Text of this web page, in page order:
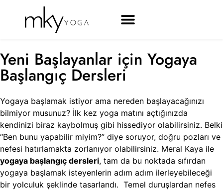
Yeni Başlayanlar için Yogaya
Başlangıç Dersleri
Yogaya başlamak istiyor ama nereden başlayacağınızı
bilmiyor musunuz? İlk kez yoga matını açtığınızda
kendinizi biraz kaybolmuş gibi hissediyor olabilirsiniz. Belki
“Ben bunu yapabilir miyim?” diye soruyor, doğru pozları ve
nefesi hatırlamakta zorlanıyor olabilirsiniz. Meral Kaya ile
yogaya başlangıç dersleri, tam da bu noktada sıfırdan
yogaya başlamak isteyenlerin adım adım ilerleyebileceği
bir yolculuk şeklinde tasarlandı. Temel duruşlardan nefes